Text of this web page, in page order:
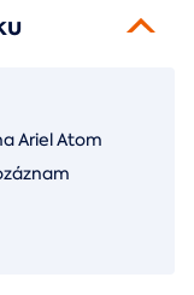
Ariel Atom